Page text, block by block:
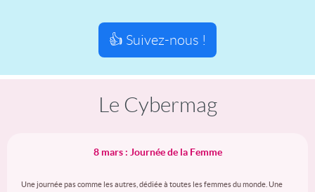
👍 Suivez-nous !
Le Cybermag
8 mars : Journée de la Femme
Une journée pas comme les autres, dédiée à toutes les femmes du monde. Une